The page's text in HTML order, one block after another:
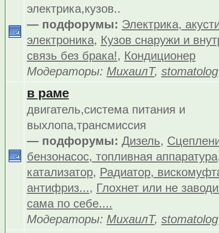
электрика,кузов..
— подфорумы: Электрика,
электроника, Кузов снаружи и
связь без брака!, Кондиционер
Модераторы: МихаилТ, stomatolog
в раме
двигатель,система питания и
выхлопа,трансмиссия
— подфорумы: Дизель,
бензонасос, топливная аппаратура
катализатор, Радиатор,
антифриз..., Глохнет или не
сама по себе....
Модераторы: МихаилТ, stomatolog